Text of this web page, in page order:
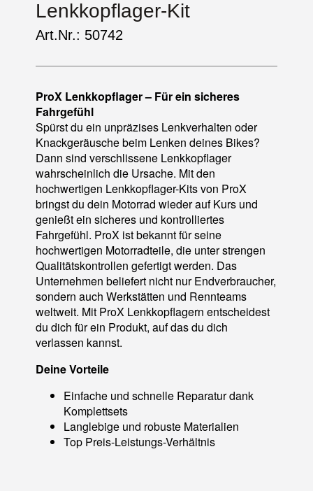
Lenkkopflager-Kit
Art.Nr.: 50742
ProX Lenkkopflager – Für ein sicheres
Fahrgefühl
Spürst du ein unpräzises Lenkverhalten oder
Knackgeräusche beim Lenken deines Bikes?
Dann sind verschlissene Lenkkopflager
wahrscheinlich die Ursache. Mit den
hochwertigen Lenkkopflager-Kits von ProX
bringst du dein Motorrad wieder auf Kurs und
genießt ein sicheres und kontrolliertes
Fahrgefühl. ProX ist bekannt für seine
hochwertigen Motorradteile, die unter strengen
Qualitätskontrollen gefertigt werden. Das
Unternehmen beliefert nicht nur Endverbraucher,
sondern auch Werkstätten und Rennteams
weltweit. Mit ProX Lenkkopflagern entscheidest
du dich für ein Produkt, auf das du dich
verlassen kannst.
Deine Vorteile
Einfache und schnelle Reparatur dank
Komplettsets
Langlebige und robuste Materialien
Top Preis-Leistungs-Verhältnis